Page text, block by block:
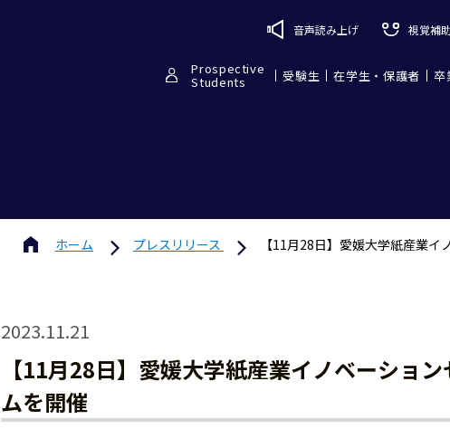
音声読み上げ 視覚補助
Prospective
Students 受験生 在学生・保護者 卒
ホーム プレスリリース 【11月28日】愛媛大学紙産業
2023.11.21
【11月28日】愛媛大学紙産業イノベーショ
ムを開催